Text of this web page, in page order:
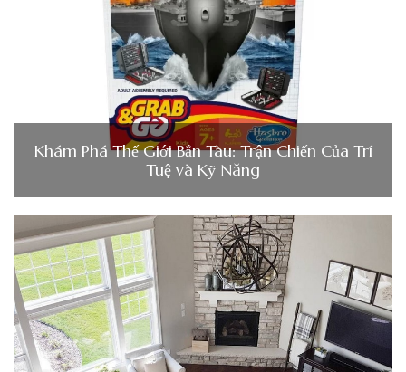
Khám Phá Thế Giới Bắn Tàu: Trận Chiến Của Trí
Tuệ và Kỹ Năng